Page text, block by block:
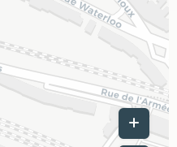
Leaflet|©